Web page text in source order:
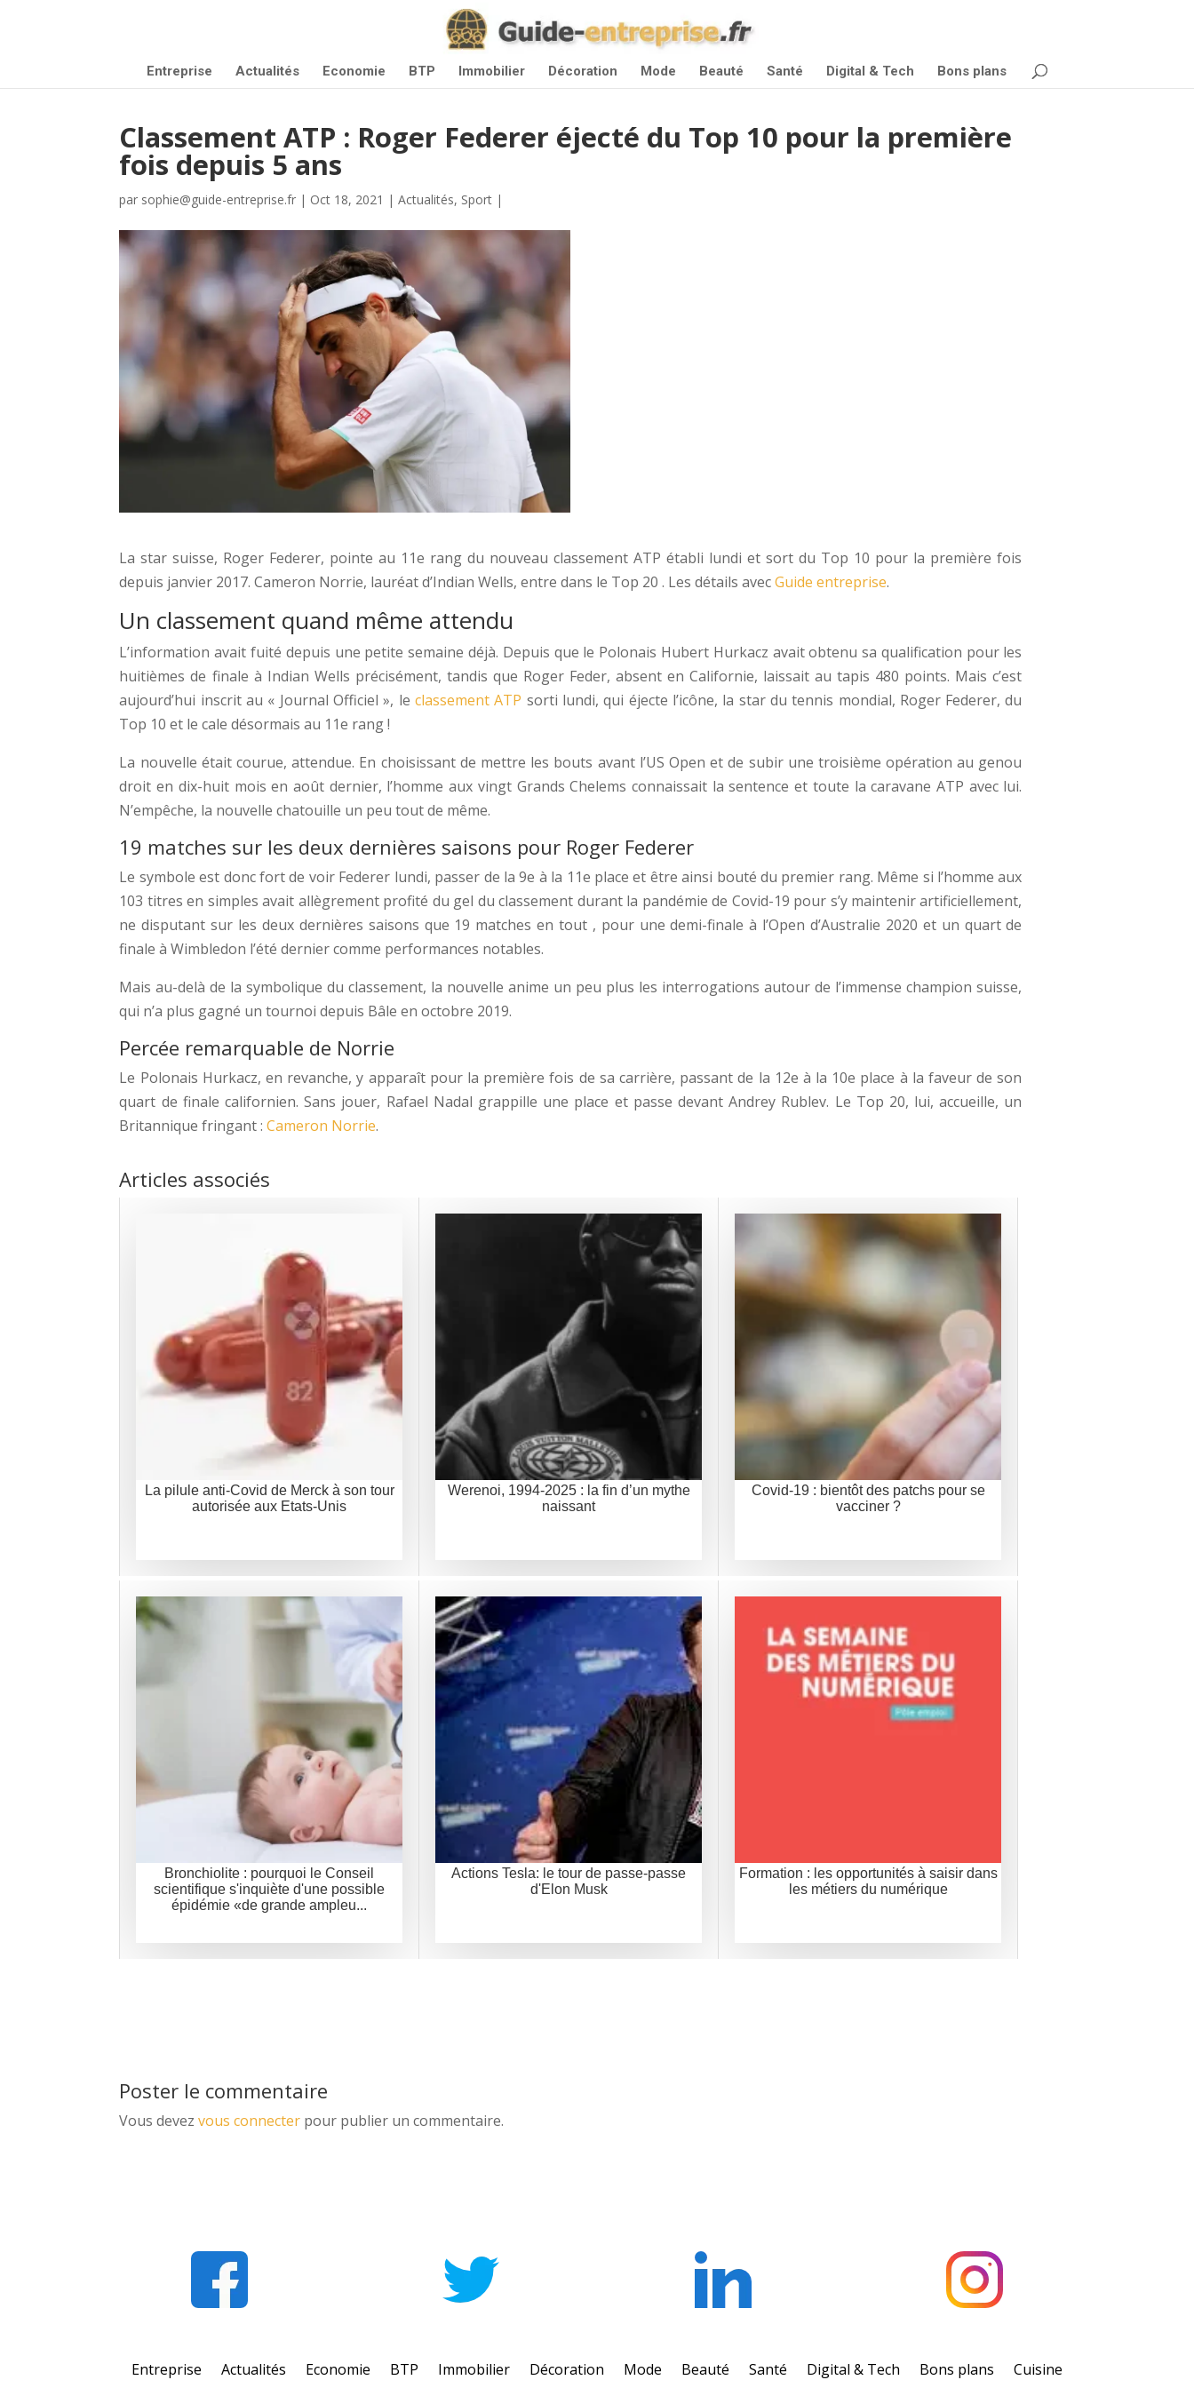
Entreprise Actualités Economie BTP Immobilier Décoration Mode Beauté Santé Digital & Tech Bons plans
Classement ATP : Roger Federer éjecté du Top 10 pour la première
fois depuis 5 ans
par sophie@guide-entreprise.fr | Oct 18, 2021 |Actualités, Sport |
La star suisse, Roger Federer, pointe au 11e rang du nouveau classement ATP établi lundi et sort du Top 10 pour la première fois
depuis janvier 2017. Cameron Norrie, lauréat d’Indian Wells, entre dans le Top 20 . Les détails avecGuide entreprise.
Un classement quand même attendu
L’information avait fuité depuis une petite semaine déjà. Depuis que le Polonais Hubert Hurkacz avait obtenu sa qualification pour les
huitièmes de finale à Indian Wells précisément, tandis que Roger Feder, absent en Californie, laissait au tapis 480 points. Mais c’est
aujourd’hui inscrit au « Journal Officiel », le classement ATP sorti lundi, qui éjecte l’icône, la star du tennis mondial, Roger Federer, du
Top 10 et le cale désormais au 11e rang !
La nouvelle était courue, attendue. En choisissant de mettre les bouts avant l’US Open et de subir une troisième opération au genou
droit en dix-huit mois en août dernier, l’homme aux vingt Grands Chelems connaissait la sentence et toute la caravane ATP avec lui.
N’empêche, la nouvelle chatouille un peu tout de même.
19 matches sur les deux dernières saisons pour Roger Federer
Le symbole est donc fort de voir Federer lundi, passer de la 9e à la 11e place et être ainsi bouté du premier rang. Même si l’homme aux
103 titres en simples avait allègrement profité du gel du classement durant la pandémie de Covid-19 pour s’y maintenir artificiellement,
ne disputant sur les deux dernières saisons que 19 matches en tout , pour une demi-finale à l’Open d’Australie 2020 et un quart de
finale à Wimbledon l’été dernier comme performances notables.
Mais au-delà de la symbolique du classement, la nouvelle anime un peu plus les interrogations autour de l’immense champion suisse,
qui n’a plus gagné un tournoi depuis Bâle en octobre 2019.
Percée remarquable de Norrie
Le Polonais Hurkacz, en revanche, y apparaît pour la première fois de sa carrière, passant de la 12e à la 10e place à la faveur de son
quart de finale californien. Sans jouer, Rafael Nadal grappille une place et passe devant Andrey Rublev. Le Top 20, lui, accueille, un
Britannique fringant :Cameron Norrie.
Articles associés
La pilule anti-Covid de Merck à son tour
autorisée aux Etats-Unis
Werenoi, 1994-2025 : la fin d’un mythe
naissant
Covid-19 : bientôt des patchs pour se
vacciner ?
Bronchiolite : pourquoi le Conseil
scientifique s'inquiète d'une possible
épidémie «de grande ampleu...
Actions Tesla: le tour de passe-passe
d'Elon Musk
Formation : les opportunités à saisir dans
les métiers du numérique
Poster le commentaire
Vous devezvous connecter pour publier un commentaire.
Entreprise Actualités Economie BTP Immobilier Décoration Mode Beauté Santé Digital & Tech Bons plans
Cuisine